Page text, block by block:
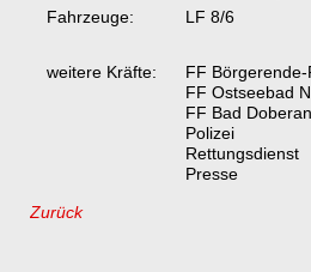
Fahrzeuge:
LF 8/6
weitere Kräfte:
FF Börgerende-
FF Ostseebad
FF Bad Doberan
Polizei
Rettungsdienst
Presse
Zurück